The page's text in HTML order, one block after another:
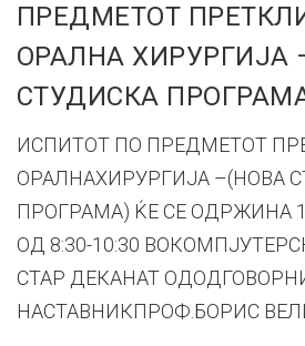
ПРЕДМЕТОТ
ОРАЛНА ХИРУРГИЈА
СТУДИСКА
ИСПИТОТ ПО ПРЕДМЕТОТ
ОРАЛНАХИРУРГИЈА –(НОВА
ПРОГРАМА) ЌЕ СЕ ОДРЖИНА
ОД 8:30-10:30
СТАР ДЕКАНАТ
НАСТАВНИКПРОФ.БОРИС